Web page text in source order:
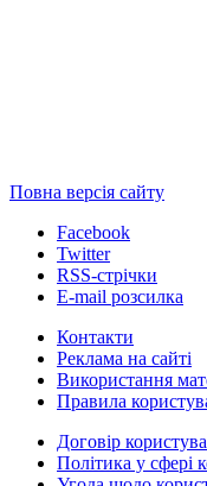
Повна версія сайту
Facebook
Twitter
RSS-стрічки
E-mail розсилка
Контакти
Реклама на сайті
Використання
Правила
Договір
Політика у сфері